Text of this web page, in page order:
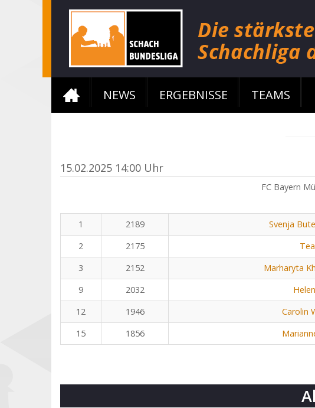
NEWS ERGEBNISSE TEAMS
15.02.2025 14:00 Uhr
FC Bayern
1 2189 Svenja
2
2175
3
2152 Marharyta
9
2032
12
1946 Carolin
15
1856